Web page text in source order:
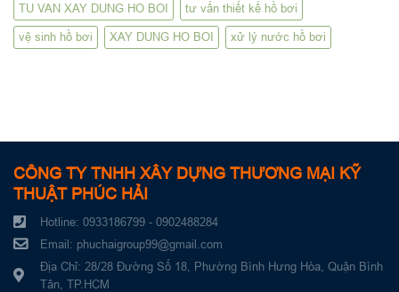
TU VAN XAY DUNG HO BOI tư vấn thiết kế hồ bơi
vệ sinh hồ bơi XAY DUNG HO BOI xử lý nước hồ bơi
CÔNG TY TNHH XÂY DỰNG THƯƠNG MẠI KỸ
THUẬT PHÚC HẢI
Hotline: 0933186799 - 0902488284
Email: phuchaigroup99@gmail.com
Địa Chỉ: 28/28 Đường Số 18, Phường Bình Hưng Hòa, Quận Bình
Tân, TP.HCM